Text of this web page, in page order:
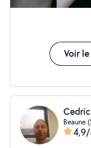
Voir
Beaune